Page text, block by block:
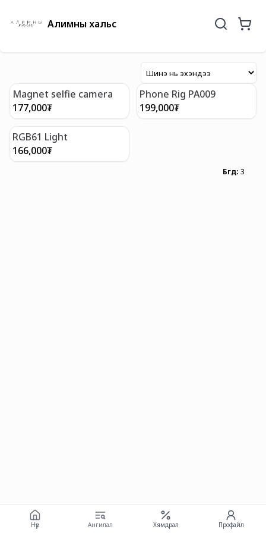
Алимны хальс
Magnet selfie camera
177,000₮
Phone Rig PA009
199,000₮
RGB61 Light
166,000₮
Бүгд: 3
Нүүр Ангилал Хямдрал Профайл